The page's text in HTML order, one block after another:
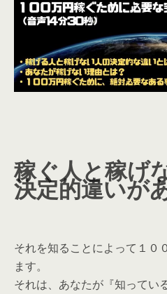
稼ぐ人と稼げ
決定的違いが
それを知ることによって１０
ます。
それは、あなたが『知ってい